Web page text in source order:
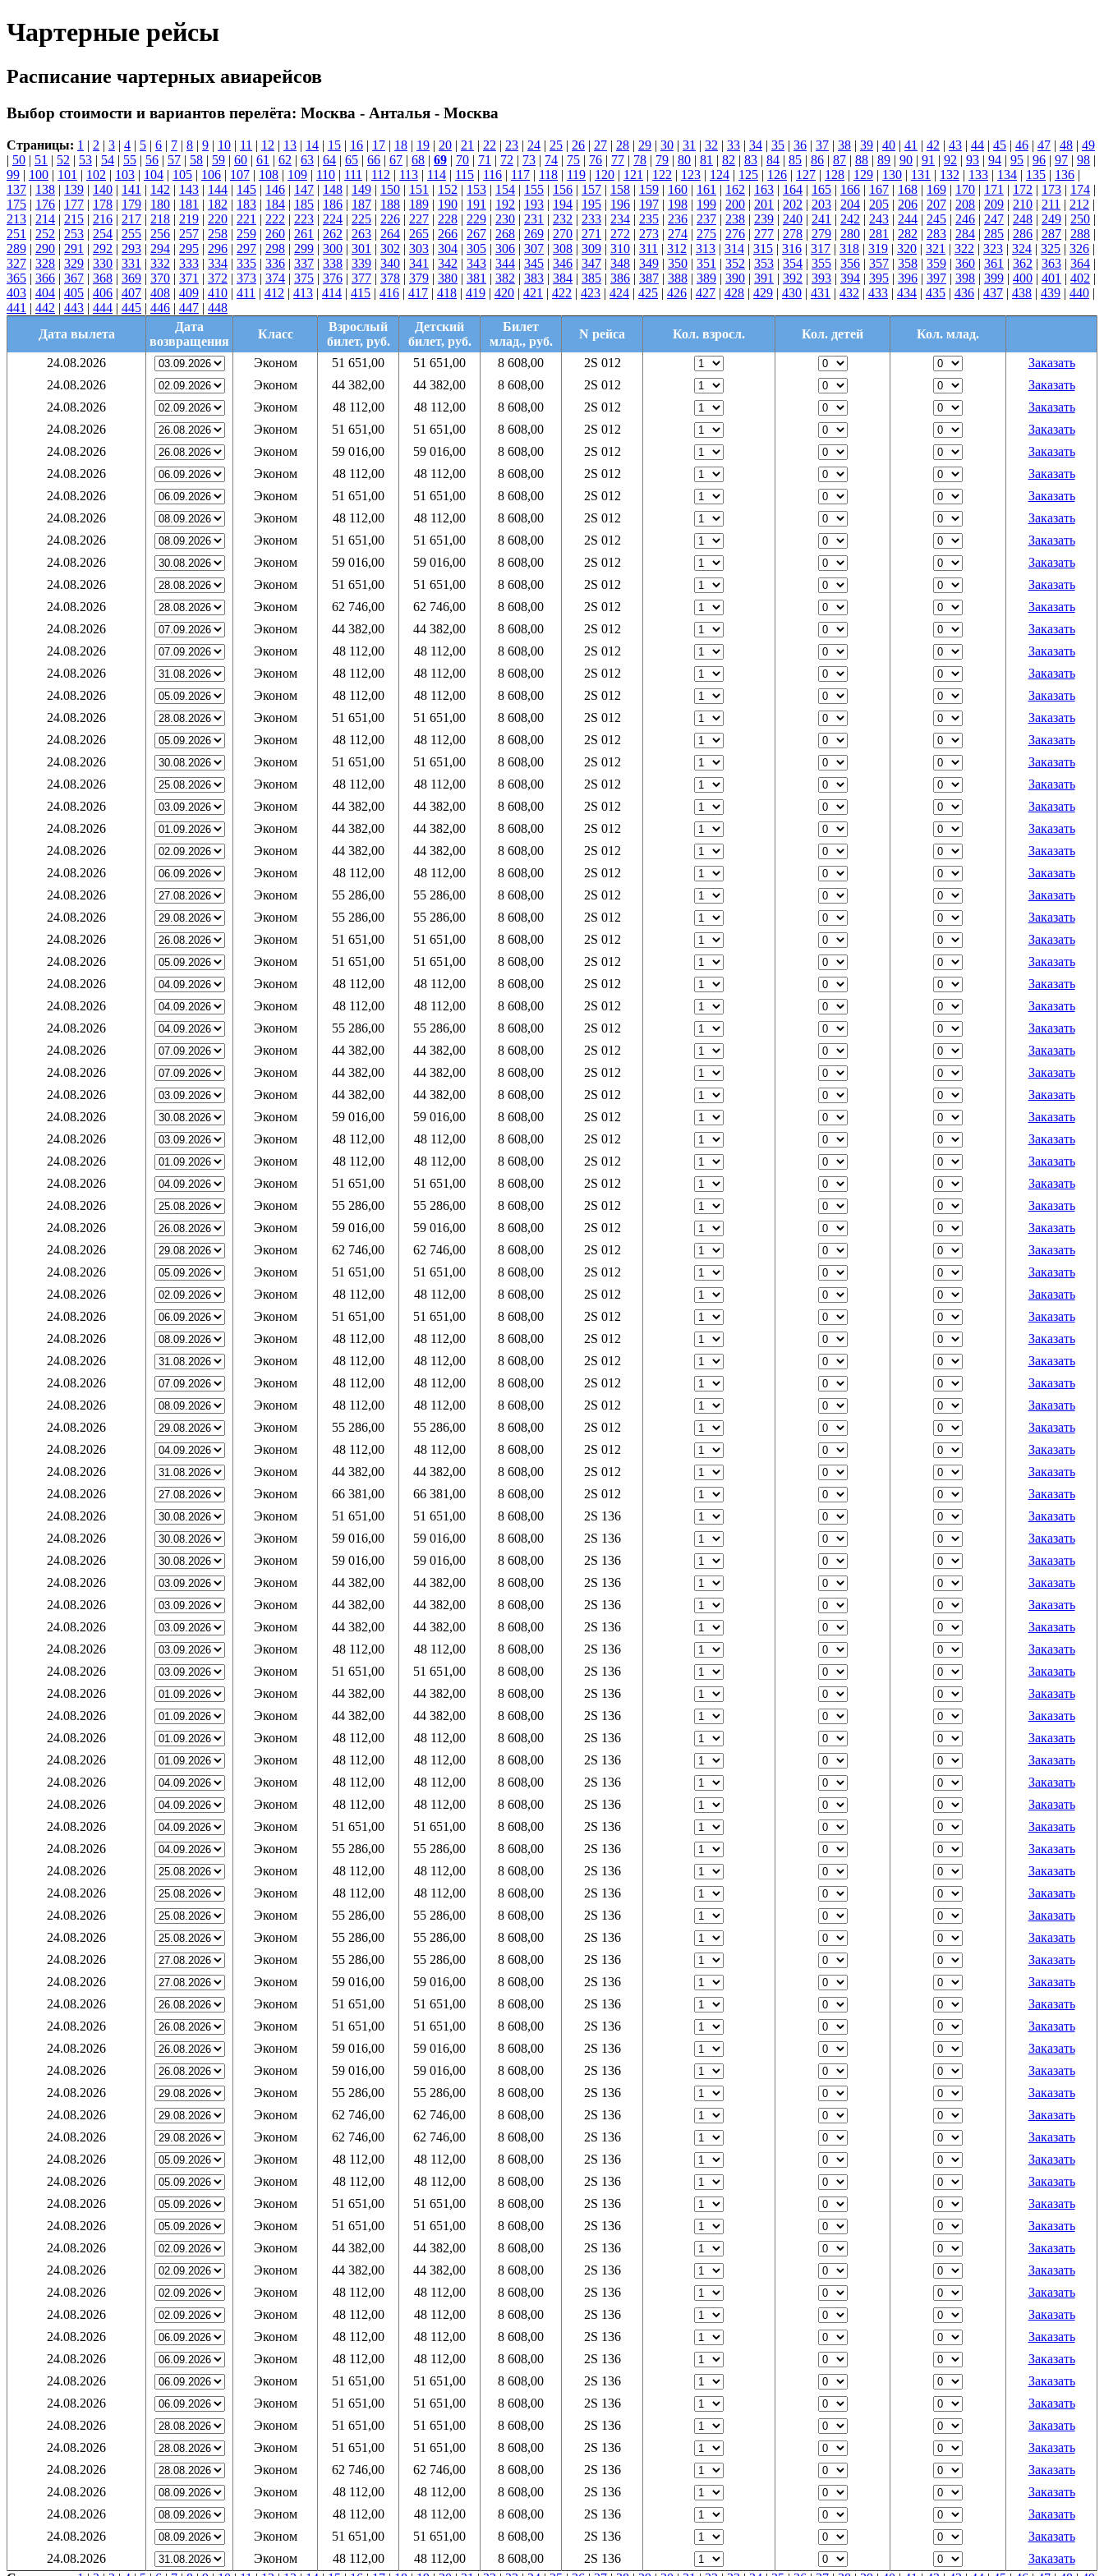
Чартерные рейсы
Расписание чартерных авиарейсов
Выбор стоимости и вариантов перелёта: Москва - Анталья - Москва
Страницы: 1 | 2 | 3 | 4 | 5 | 6 | 7 | 8 | 9 | 10 | 11 | 12 | 13 | 14 | 15 | 16 | 17 | 18 | 19 | 20 | 21 | 22 | 23 | 24 | 25 | 26 | 27 | 28 | 29 | 30 | 31 | 32 | 33 | 34 | 35 | 36 | 37 | 38 | 39 | 40 | 41 | 42 | 43 | 44 | 45 | 46 | 47 | 48 | 49
| 50 | 51 | 52 | 53 | 54 | 55 | 56 | 57 | 58 | 59 | 60 | 61 | 62 | 63 | 64 | 65 | 66 | 67 | 68 | 69 | 70 | 71 | 72 | 73 | 74 | 75 | 76 | 77 | 78 | 79 | 80 | 81 | 82 | 83 | 84 | 85 | 86 | 87 | 88 | 89 | 90 | 91 | 92 | 93 | 94 | 95 | 96 | 97 | 98 |
99 | 100 | 101 | 102 | 103 | 104 | 105 | 106 | 107 | 108 | 109 | 110 | 111 | 112 | 113 | 114 | 115 | 116 | 117 | 118 | 119 | 120 | 121 | 122 | 123 | 124 | 125 | 126 | 127 | 128 | 129 | 130 | 131 | 132 | 133 | 134 | 135 | 136 |
137 | 138 | 139 | 140 | 141 | 142 | 143 | 144 | 145 | 146 | 147 | 148 | 149 | 150 | 151 | 152 | 153 | 154 | 155 | 156 | 157 | 158 | 159 | 160 | 161 | 162 | 163 | 164 | 165 | 166 | 167 | 168 | 169 | 170 | 171 | 172 | 173 | 174 |
175 | 176 | 177 | 178 | 179 | 180 | 181 | 182 | 183 | 184 | 185 | 186 | 187 | 188 | 189 | 190 | 191 | 192 | 193 | 194 | 195 | 196 | 197 | 198 | 199 | 200 | 201 | 202 | 203 | 204 | 205 | 206 | 207 | 208 | 209 | 210 | 211 | 212 |
213 | 214 | 215 | 216 | 217 | 218 | 219 | 220 | 221 | 222 | 223 | 224 | 225 | 226 | 227 | 228 | 229 | 230 | 231 | 232 | 233 | 234 | 235 | 236 | 237 | 238 | 239 | 240 | 241 | 242 | 243 | 244 | 245 | 246 | 247 | 248 | 249 | 250 |
251 | 252 | 253 | 254 | 255 | 256 | 257 | 258 | 259 | 260 | 261 | 262 | 263 | 264 | 265 | 266 | 267 | 268 | 269 | 270 | 271 | 272 | 273 | 274 | 275 | 276 | 277 | 278 | 279 | 280 | 281 | 282 | 283 | 284 | 285 | 286 | 287 | 288 |
289 | 290 | 291 | 292 | 293 | 294 | 295 | 296 | 297 | 298 | 299 | 300 | 301 | 302 | 303 | 304 | 305 | 306 | 307 | 308 | 309 | 310 | 311 | 312 | 313 | 314 | 315 | 316 | 317 | 318 | 319 | 320 | 321 | 322 | 323 | 324 | 325 | 326 |
327 | 328 | 329 | 330 | 331 | 332 | 333 | 334 | 335 | 336 | 337 | 338 | 339 | 340 | 341 | 342 | 343 | 344 | 345 | 346 | 347 | 348 | 349 | 350 | 351 | 352 | 353 | 354 | 355 | 356 | 357 | 358 | 359 | 360 | 361 | 362 | 363 | 364 |
365 | 366 | 367 | 368 | 369 | 370 | 371 | 372 | 373 | 374 | 375 | 376 | 377 | 378 | 379 | 380 | 381 | 382 | 383 | 384 | 385 | 386 | 387 | 388 | 389 | 390 | 391 | 392 | 393 | 394 | 395 | 396 | 397 | 398 | 399 | 400 | 401 | 402 |
403 | 404 | 405 | 406 | 407 | 408 | 409 | 410 | 411 | 412 | 413 | 414 | 415 | 416 | 417 | 418 | 419 | 420 | 421 | 422 | 423 | 424 | 425 | 426 | 427 | 428 | 429 | 430 | 431 | 432 | 433 | 434 | 435 | 436 | 437 | 438 | 439 | 440 |
441 | 442 | 443 | 444 | 445 | 446 | 447 | 448
Дата вылета
Дата
возвращения
Класс
Взрослый
билет, руб.
Детский
билет, руб.
Билет
млад., руб.
N рейса Кол. взросл. Кол. детей Кол. млад.
24.08.2026 Эконом 51 651,00 51 651,00 8 608,00 2S 012
Заказать
24.08.2026
Эконом 44 382,00 44 382,00 8 608,00 2S 012
Заказать
24.08.2026
Эконом 48 112,00 48 112,00 8 608,00 2S 012
Заказать
24.08.2026
Эконом 51 651,00 51 651,00 8 608,00 2S 012
Заказать
24.08.2026
Эконом 59 016,00 59 016,00 8 608,00 2S 012
Заказать
24.08.2026
Эконом 48 112,00 48 112,00 8 608,00 2S 012
Заказать
24.08.2026
Эконом 51 651,00 51 651,00 8 608,00 2S 012
Заказать
24.08.2026
Эконом 48 112,00 48 112,00 8 608,00 2S 012
Заказать
24.08.2026
Эконом 51 651,00 51 651,00 8 608,00 2S 012
Заказать
24.08.2026
Эконом 59 016,00 59 016,00 8 608,00 2S 012
Заказать
24.08.2026
Эконом 51 651,00 51 651,00 8 608,00 2S 012
Заказать
24.08.2026
Эконом 62 746,00 62 746,00 8 608,00 2S 012
Заказать
24.08.2026
Эконом 44 382,00 44 382,00 8 608,00 2S 012
Заказать
24.08.2026
Эконом 48 112,00 48 112,00 8 608,00 2S 012
Заказать
24.08.2026
Эконом 48 112,00 48 112,00 8 608,00 2S 012
Заказать
24.08.2026
Эконом 48 112,00 48 112,00 8 608,00 2S 012
Заказать
24.08.2026
Эконом 51 651,00 51 651,00 8 608,00 2S 012
Заказать
24.08.2026
Эконом 48 112,00 48 112,00 8 608,00 2S 012
Заказать
24.08.2026
Эконом 51 651,00 51 651,00 8 608,00 2S 012
Заказать
24.08.2026
Эконом 48 112,00 48 112,00 8 608,00 2S 012
Заказать
24.08.2026
Эконом 44 382,00 44 382,00 8 608,00 2S 012
Заказать
24.08.2026
Эконом 44 382,00 44 382,00 8 608,00 2S 012
Заказать
24.08.2026
Эконом 44 382,00 44 382,00 8 608,00 2S 012
Заказать
24.08.2026
Эконом 48 112,00 48 112,00 8 608,00 2S 012
Заказать
24.08.2026
Эконом 55 286,00 55 286,00 8 608,00 2S 012
Заказать
24.08.2026
Эконом 55 286,00 55 286,00 8 608,00 2S 012
Заказать
24.08.2026
Эконом 51 651,00 51 651,00 8 608,00 2S 012
Заказать
24.08.2026
Эконом 51 651,00 51 651,00 8 608,00 2S 012
Заказать
24.08.2026
Эконом 48 112,00 48 112,00 8 608,00 2S 012
Заказать
24.08.2026
Эконом 48 112,00 48 112,00 8 608,00 2S 012
Заказать
24.08.2026
Эконом 55 286,00 55 286,00 8 608,00 2S 012
Заказать
24.08.2026
Эконом 44 382,00 44 382,00 8 608,00 2S 012
Заказать
24.08.2026
Эконом 44 382,00 44 382,00 8 608,00 2S 012
Заказать
24.08.2026
Эконом 44 382,00 44 382,00 8 608,00 2S 012
Заказать
24.08.2026
Эконом 59 016,00 59 016,00 8 608,00 2S 012
Заказать
24.08.2026
Эконом 48 112,00 48 112,00 8 608,00 2S 012
Заказать
24.08.2026
Эконом 48 112,00 48 112,00 8 608,00 2S 012
Заказать
24.08.2026
Эконом 51 651,00 51 651,00 8 608,00 2S 012
Заказать
24.08.2026
Эконом 55 286,00 55 286,00 8 608,00 2S 012
Заказать
24.08.2026
Эконом 59 016,00 59 016,00 8 608,00 2S 012
Заказать
24.08.2026
Эконом 62 746,00 62 746,00 8 608,00 2S 012
Заказать
24.08.2026
Эконом 51 651,00 51 651,00 8 608,00 2S 012
Заказать
24.08.2026
Эконом 48 112,00 48 112,00 8 608,00 2S 012
Заказать
24.08.2026
Эконом 51 651,00 51 651,00 8 608,00 2S 012
Заказать
24.08.2026
Эконом 48 112,00 48 112,00 8 608,00 2S 012
Заказать
24.08.2026
Эконом 48 112,00 48 112,00 8 608,00 2S 012
Заказать
24.08.2026
Эконом 48 112,00 48 112,00 8 608,00 2S 012
Заказать
24.08.2026
Эконом 48 112,00 48 112,00 8 608,00 2S 012
Заказать
24.08.2026
Эконом 55 286,00 55 286,00 8 608,00 2S 012
Заказать
24.08.2026
Эконом 48 112,00 48 112,00 8 608,00 2S 012
Заказать
24.08.2026
Эконом 44 382,00 44 382,00 8 608,00 2S 012
Заказать
24.08.2026
Эконом 66 381,00 66 381,00 8 608,00 2S 012
Заказать
24.08.2026
Эконом 51 651,00 51 651,00 8 608,00 2S 136
Заказать
24.08.2026
Эконом 59 016,00 59 016,00 8 608,00 2S 136
Заказать
24.08.2026
Эконом 59 016,00 59 016,00 8 608,00 2S 136
Заказать
24.08.2026
Эконом 44 382,00 44 382,00 8 608,00 2S 136
Заказать
24.08.2026
Эконом 44 382,00 44 382,00 8 608,00 2S 136
Заказать
24.08.2026
Эконом 44 382,00 44 382,00 8 608,00 2S 136
Заказать
24.08.2026
Эконом 48 112,00 48 112,00 8 608,00 2S 136
Заказать
24.08.2026
Эконом 51 651,00 51 651,00 8 608,00 2S 136
Заказать
24.08.2026
Эконом 44 382,00 44 382,00 8 608,00 2S 136
Заказать
24.08.2026
Эконом 44 382,00 44 382,00 8 608,00 2S 136
Заказать
24.08.2026
Эконом 48 112,00 48 112,00 8 608,00 2S 136
Заказать
24.08.2026
Эконом 48 112,00 48 112,00 8 608,00 2S 136
Заказать
24.08.2026
Эконом 48 112,00 48 112,00 8 608,00 2S 136
Заказать
24.08.2026
Эконом 48 112,00 48 112,00 8 608,00 2S 136
Заказать
24.08.2026
Эконом 51 651,00 51 651,00 8 608,00 2S 136
Заказать
24.08.2026
Эконом 55 286,00 55 286,00 8 608,00 2S 136
Заказать
24.08.2026
Эконом 48 112,00 48 112,00 8 608,00 2S 136
Заказать
24.08.2026
Эконом 48 112,00 48 112,00 8 608,00 2S 136
Заказать
24.08.2026
Эконом 55 286,00 55 286,00 8 608,00 2S 136
Заказать
24.08.2026
Эконом 55 286,00 55 286,00 8 608,00 2S 136
Заказать
24.08.2026
Эконом 55 286,00 55 286,00 8 608,00 2S 136
Заказать
24.08.2026
Эконом 59 016,00 59 016,00 8 608,00 2S 136
Заказать
24.08.2026
Эконом 51 651,00 51 651,00 8 608,00 2S 136
Заказать
24.08.2026
Эконом 51 651,00 51 651,00 8 608,00 2S 136
Заказать
24.08.2026
Эконом 59 016,00 59 016,00 8 608,00 2S 136
Заказать
24.08.2026
Эконом 59 016,00 59 016,00 8 608,00 2S 136
Заказать
24.08.2026
Эконом 55 286,00 55 286,00 8 608,00 2S 136
Заказать
24.08.2026
Эконом 62 746,00 62 746,00 8 608,00 2S 136
Заказать
24.08.2026
Эконом 62 746,00 62 746,00 8 608,00 2S 136
Заказать
24.08.2026
Эконом 48 112,00 48 112,00 8 608,00 2S 136
Заказать
24.08.2026
Эконом 48 112,00 48 112,00 8 608,00 2S 136
Заказать
24.08.2026
Эконом 51 651,00 51 651,00 8 608,00 2S 136
Заказать
24.08.2026
Эконом 51 651,00 51 651,00 8 608,00 2S 136
Заказать
24.08.2026
Эконом 44 382,00 44 382,00 8 608,00 2S 136
Заказать
24.08.2026
Эконом 44 382,00 44 382,00 8 608,00 2S 136
Заказать
24.08.2026
Эконом 48 112,00 48 112,00 8 608,00 2S 136
Заказать
24.08.2026
Эконом 48 112,00 48 112,00 8 608,00 2S 136
Заказать
24.08.2026
Эконом 48 112,00 48 112,00 8 608,00 2S 136
Заказать
24.08.2026
Эконом 48 112,00 48 112,00 8 608,00 2S 136
Заказать
24.08.2026
Эконом 51 651,00 51 651,00 8 608,00 2S 136
Заказать
24.08.2026
Эконом 51 651,00 51 651,00 8 608,00 2S 136
Заказать
24.08.2026
Эконом 51 651,00 51 651,00 8 608,00 2S 136
Заказать
24.08.2026
Эконом 51 651,00 51 651,00 8 608,00 2S 136
Заказать
24.08.2026
Эконом 62 746,00 62 746,00 8 608,00 2S 136
Заказать
24.08.2026
Эконом 48 112,00 48 112,00 8 608,00 2S 136
Заказать
24.08.2026
Эконом 48 112,00 48 112,00 8 608,00 2S 136
Заказать
24.08.2026
Эконом 51 651,00 51 651,00 8 608,00 2S 136
Заказать
24.08.2026
Эконом 48 112,00 48 112,00 8 608,00 2S 136
Заказать